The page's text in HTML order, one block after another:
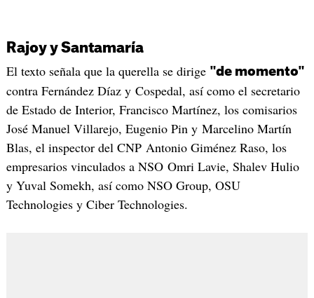
Rajoy y Santamaría
El texto señala que la querella se dirige "de momento"
contra Fernández Díaz y Cospedal, así como el secretario
de Estado de Interior, Francisco Martínez, los comisarios
José Manuel Villarejo, Eugenio Pin y Marcelino Martín
Blas, el inspector del CNP Antonio Giménez Raso, los
empresarios vinculados a NSO Omri Lavie, Shalev Hulio
y Yuval Somekh, así como NSO Group, OSU
Technologies y Ciber Technologies.